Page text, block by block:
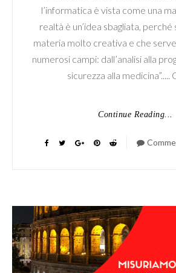
l’informatica è vista come una
realtà è un’idea sbagliata,
materia molto creativa e che
numerosi campi: dall’analisi alla
sicurezza alla medicina”.....
Continue Reading...